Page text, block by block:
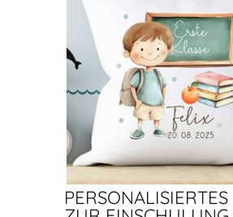
PERSONALISIERTES